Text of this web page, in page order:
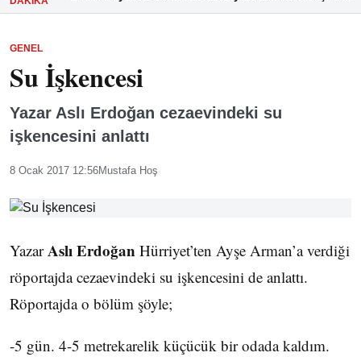
GENEL
Su İşkencesi
Yazar Aslı Erdoğan cezaevindeki su
işkencesini anlattı
8 Ocak 2017 12:56Mustafa Hoş
YazarAslı Erdoğan Hürriyet’ten Ayşe Arman’a verdiği
röportajda cezaevindeki su işkencesini de anlattı.
Röportajda o bölüm şöyle;
-5 gün. 4-5 metrekarelik küçücük bir odada kaldım.